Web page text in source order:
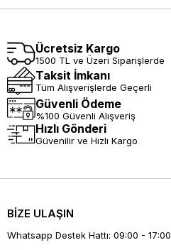
Ücretsiz Kargo
1500 TL ve Üzeri Siparişlerde
Taksit İmkanı
Tüm Alışverişlerde Geçerli
Güvenli Ödeme
%100 Güvenli Alışveriş
Hızlı Gönderi
Güvenilir ve Hızlı Kargo
BİZE ULAŞIN
Whatsapp Destek Hattı: 09:00 - 17:00